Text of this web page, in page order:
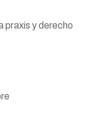
praxis y derecho